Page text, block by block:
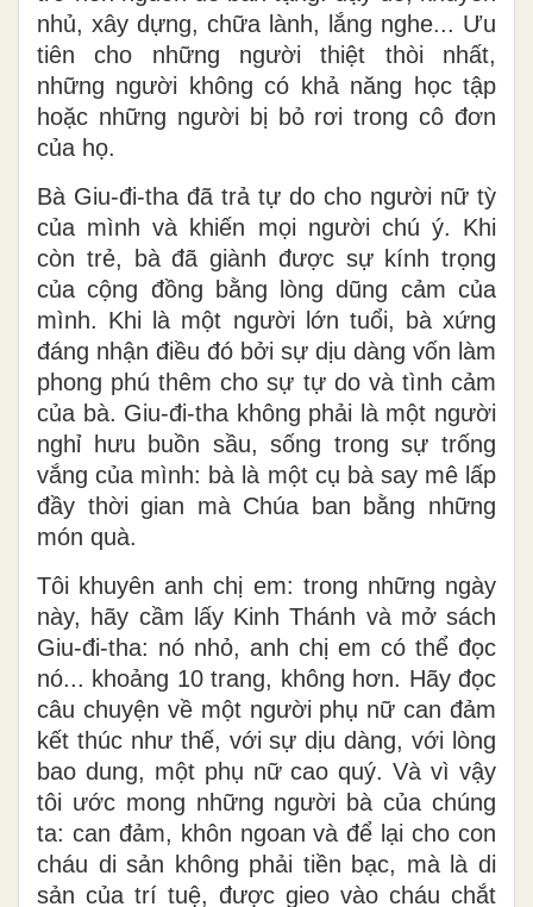
nhủ, xây dựng, chữa lành, lắng nghe... Ưu
tiên cho những người thiệt thòi nhất,
những người không có khả năng học tập
hoặc những người bị bỏ rơi trong cô đơn
của họ.
Bà Giu-đi-tha đã trả tự do cho người nữ tỳ
của mình và khiến mọi người chú ý. Khi
còn trẻ, bà đã giành được sự kính trọng
của cộng đồng bằng lòng dũng cảm của
mình. Khi là một người lớn tuổi, bà xứng
đáng nhận điều đó bởi sự dịu dàng vốn làm
phong phú thêm cho sự tự do và tình cảm
của bà. Giu-đi-tha không phải là một người
nghỉ hưu buồn sầu, sống trong sự trống
vắng của mình: bà là một cụ bà say mê lấp
đầy thời gian mà Chúa ban bằng những
món quà.
Tôi khuyên anh chị em: trong những ngày
này, hãy cầm lấy Kinh Thánh và mở sách
Giu-đi-tha: nó nhỏ, anh chị em có thể đọc
nó... khoảng 10 trang, không hơn. Hãy đọc
câu chuyện về một người phụ nữ can đảm
kết thúc như thế, với sự dịu dàng, với lòng
bao dung, một phụ nữ cao quý. Và vì vậy
tôi ước mong những người bà của chúng
ta: can đảm, khôn ngoan và để lại cho con
cháu di sản không phải tiền bạc, mà là di
sản của trí tuệ, được gieo vào cháu chắt